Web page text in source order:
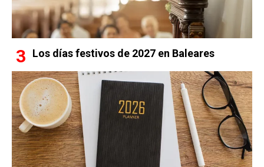
Los días festivos de 2027 en Baleares